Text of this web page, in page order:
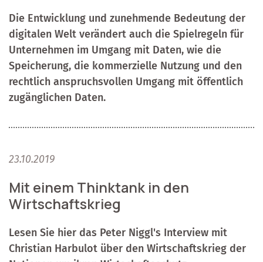
Die Entwicklung und zunehmende Bedeutung der
digitalen Welt verändert auch die Spielregeln für
Unternehmen im Umgang mit Daten, wie die
Speicherung, die kommerzielle Nutzung und den
rechtlich anspruchsvollen Umgang mit öffentlich
zugänglichen Daten.
23.10.2019
Mit einem Thinktank in den
Wirtschaftskrieg
Lesen Sie hier das Peter Niggl's Interview mit
Christian Harbulot über den Wirtschaftskrieg der